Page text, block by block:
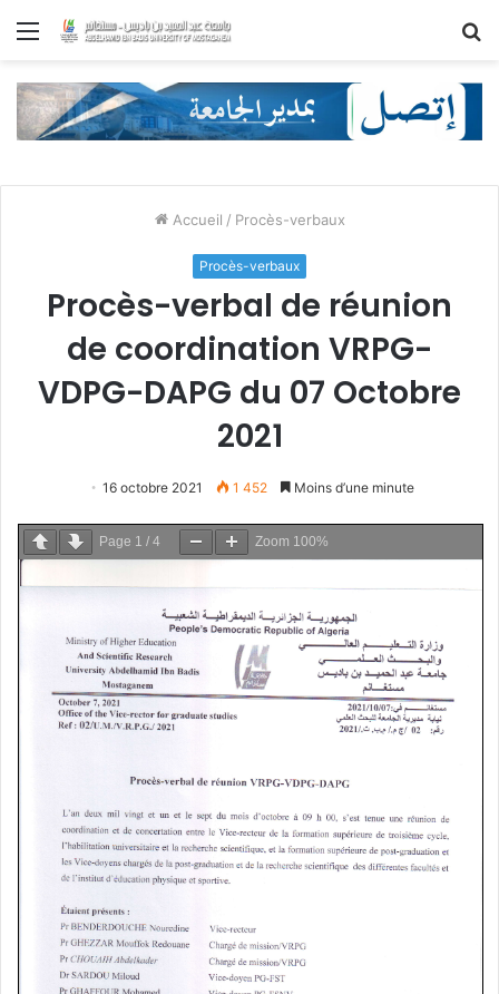
Menu
Accueil / Procès-verbaux
Procès-verbaux
Procès-verbal de réunion
de coordination VRPG-
VDPG-DAPG du 07 Octobre
2021
16 octobre 2021 1 452 Moins d’une minute
Page 1 / 4 Zoom 100%